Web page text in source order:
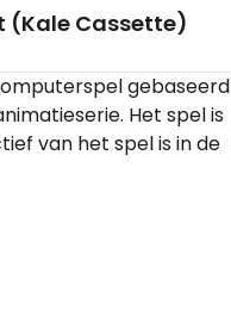
(Kale Cassette)
gebaseerd
Het spel is
van het spel is in de